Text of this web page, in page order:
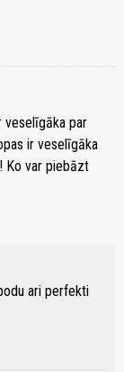
veselīgāka par
ir veselīgāka
Ko var piebāzt
ari perfekti